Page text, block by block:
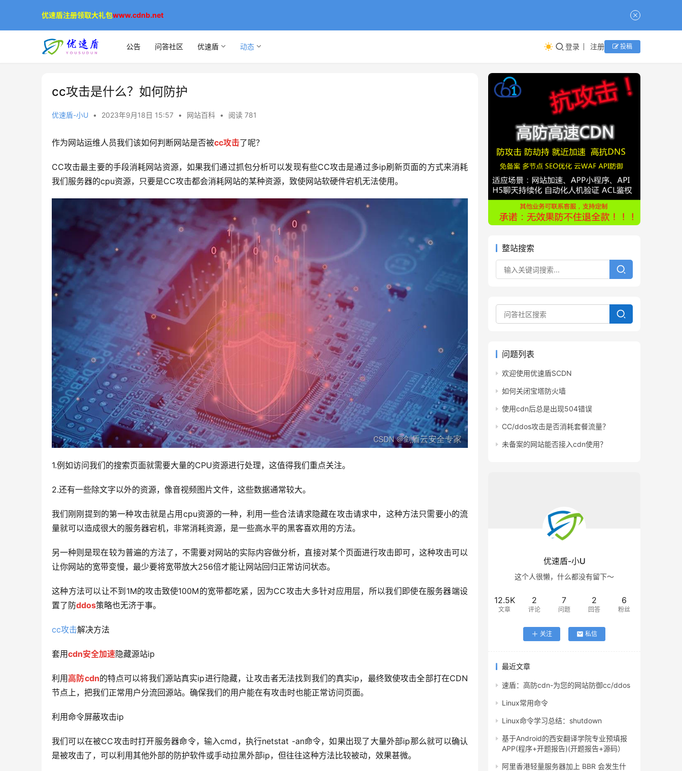
公告 问答社区 优速盾 动态 登录 注册 投稿
cc攻击是什么？如何防护
优速盾-小U • 2023年9月18日 15:57 • 网站百科 • 阅读 781
​作为网站运维人员我们该如何判断网站是否被cc攻击了呢？
CC攻击最主要的手段消耗网站资源，如果我们通过抓包分析可以发现有些CC攻击是通过多ip刷新页面的方式来消耗
我们服务器的cpu资源，只要是CC攻击都会消耗网站的某种资源，致使网站软硬件宕机无法使用。
1.例如访问我们的搜索页面就需要大量的CPU资源进行处理，这值得我们重点关注。
2.还有一些除文字以外的资源，像音视频图片文件，这些数据通常较大。
我们刚刚提到的第一种攻击就是占用cpu资源的一种，利用一些合法请求隐藏在攻击请求中，这种方法只需要小的流
量就可以造成很大的服务器宕机，非常消耗资源，是一些高水平的黑客喜欢用的方法。
另一种则是现在较为普遍的方法了，不需要对网站的实际内容做分析，直接对某个页面进行攻击即可，这种攻击可以
让你网站的宽带变慢，最少要将宽带放大256倍才能让网站回归正常访问状态。
这种方法可以让不到1M的攻击致使100M的宽带都吃紧，因为CC攻击大多针对应用层，所以我们即使在服务器端设
置了防ddos策略也无济于事。
cc攻击解决方法
套用cdn安全加速隐藏源站ip
利用高防cdn的特点可以将我们源站真实ip进行隐藏，让攻击者无法找到我们的真实ip，最终致使攻击全部打在CDN
节点上，把我们正常用户分流回源站。确保我们的用户能在有攻击时也能正常访问页面。
利用命令屏蔽攻击ip
我们可以在被CC攻击时打开服务器命令，输入cmd，执行netstat -an命令，如果出现了大量外部ip那么就可以确认
是被攻击了，可以利用其他外部的防护软件或手动拉黑外部ip，但往往这种方法比较被动，效果甚微。
整站搜索
问题列表
欢迎使用优速盾SCDN
如何关闭宝塔防火墙
使用cdn后总是出现504错误
CC/ddos攻击是否消耗套餐流量？
未备案的网站能否接入cdn使用？
优速盾-小U
这个人很懒，什么都没有留下～
12.5K
文章
2
评论
7
问题
2
回答
6
粉丝
关注 私信
最近文章
速盾：高防cdn-为您的网站防御cc/ddos
Linux常用命令
Linux命令学习总结：shutdown
基于Android的西安翻译学院专业预填报
APP(程序+开题报告)(开题报告+源码）
阿里香港轻量服务器加上 BBR 会发生什
优速盾注册领取大礼包www.cdnb.net